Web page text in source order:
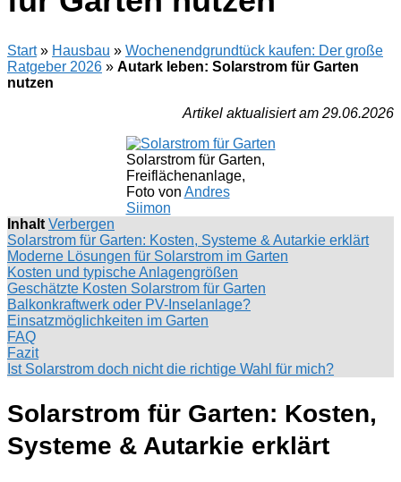
Start» Hausbau » Wochenendgrundtück kaufen: Der große
Ratgeber 2026 » Autark leben: Solarstrom für Garten
nutzen
Artikel aktualisiert am 29.06.2026
Solarstrom für Garten,
Freiflächenanlage,
Foto von Andres
Siimon
Inhalt Verbergen
Solarstrom für Garten: Kosten, Systeme & Autarkie erklärt
Moderne Lösungen für Solarstrom im Garten
Kosten und typische Anlagengrößen
Geschätzte Kosten Solarstrom für Garten
Balkonkraftwerk oder PV-Inselanlage?
Einsatzmöglichkeiten im Garten
FAQ
Fazit
Ist Solarstrom doch nicht die richtige Wahl für mich?
Solarstrom für Garten: Kosten,
Systeme & Autarkie erklärt